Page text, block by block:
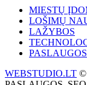
MIESTŲ
LOŠIMŲ
LAŽYBOS
PASLAUGOS
WEBSTUDIO.LT ©